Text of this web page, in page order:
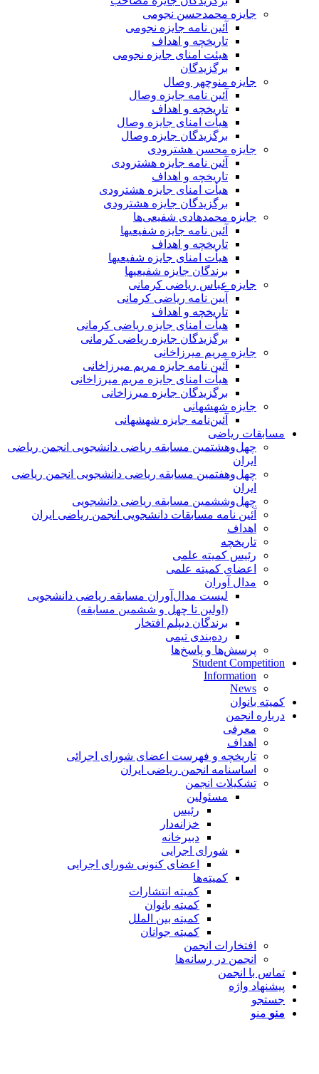
جایزه محمدحسن نجومی
آئین نامه جایزه نجومی
تاریخچه و اهداف
هیئت امنای جایزه نجومی
برگزیدگان
جایزه منوچهر وصال
آئین نامه جایزه وصال
تاریخچه و اهداف
هیأت امنای جایزه وصال
برگزیدگان جایزه وصال
جایزه محسن هشترودی
آئین نامه جایزه هشترودی
تاریخچه و اهداف
هیأت امنای جایزه هشترودی
برگزیدگان جایزه هشترودی
جایزه محمدهادی شفیعی‌ها
آئین نامه جایزه شفیعیها
تاریخچه و اهداف
هیأت امنای جایزه شفیعیها
برندگان جایزه شفیعیها
جایزه عباس ریاضی کرمانی
آیین نامه ریاضی کرمانی
تاریخچه و اهداف
هیأت امنای جایزه ریاضی کرمانی
برگزیدگان جایزه ریاضی کرمانی
جایزه مریم میرزاخانی
آئین نامه جایزه مریم میرزاخانی
هیأت امنای جایزه مریم میرزاخانی
برگزیدگان جایزه میرزاخانی
جایزه شهشهانی
آئین‌نامه جایزه شهشهانی
مسابقات ریاضی
چهل‌و‌هشتمین مسابقه ریاضی دانشجویی انجمن ریاضی
ایران
چهل‌و‌هفتمین مسابقه ریاضی دانشجویی انجمن ریاضی
ایران
چهل‌و‌ششمین مسابقه ریاضی دانشجویی
آئین نامه مسابقات دانشجویی انجمن ریاضی ایران
اهداف
تاریخچه
رئیس کمیته علمی
اعضای کمیته علمی
مدال آوران
لیست مدال‌آوران مسابقه ریاضی دانشجویی
(اولین تا چهل‌ و ششمین مسابقه)
برندگان دیپلم افتخار
رده‌بندی تیمی
پرسش‌ها و پاسخ‌ها
Student Competition
Information
News
کمیته بانوان
درباره انجمن
معرفی
اهداف
تاریخچه و فهرست اعضای شورای اجرائی
اساسنامه انجمن ریاضی ایران
تشکیلات انجمن
مسئولین
رئیس
خزانه‌دار
دبیرخانه
شورای اجرایی
اعضای کنونی شورای اجرایی
کمیته‌ها
کمیته انتشارات
کمیته بانوان
کمیته بین الملل
کمیته جوانان
افتخارات انجمن
انجمن در رسانه‌ها
تماس با انجمن
پیشنهاد واژه
جستجو
منو منو